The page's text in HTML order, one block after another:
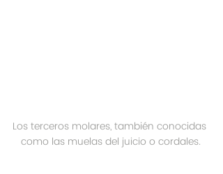
Los terceros molares, también conocidas
como las muelas del juicio o cordales.